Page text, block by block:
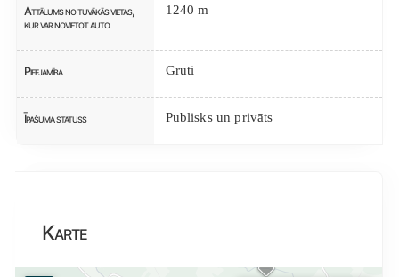
Attālums no tuvākās vietas,
kur var novietot auto
1240 m
Pieejamība Grūti
Īpašuma statuss Publisks un privāts
Karte